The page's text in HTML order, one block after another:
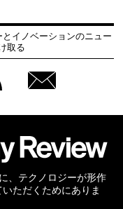
イノベーションのニュー
取る
、テクノロジーが形作
ただくためにありま